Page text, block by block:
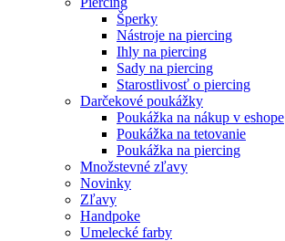
Šperky
Nástroje na piercing
Ihly na piercing
Sady na piercing
Starostlivosť o piercing
Darčekové poukážky
Poukážka na nákup v eshope
Poukážka na tetovanie
Poukážka na piercing
Množstevné zľavy
Novinky
Zľavy
Handpoke
Umelecké farby